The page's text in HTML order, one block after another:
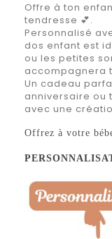
Offre à ton
tendresse 💕.
Personnalisé
dos enfant est
ou les petites
accompagnera
Un cadeau
anniversaire ou
avec une
Offrez à votre